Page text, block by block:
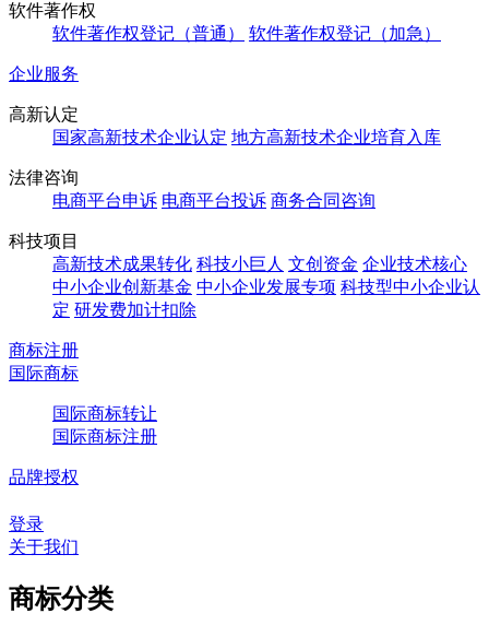
软件著作权
软件著作权登记（普通）
软件著作权登记（加急）
企业服务
高新认定
国家高新技术企业认定 地方高新技术企业培育入库
法律咨询
电商平台申诉 电商平台投诉 商务合同咨询
科技项目
高新技术成果转化 科技小巨人 文创资金 企业技术核心
中小企业创新基金 中小企业发展专项 科技型中小企业认
定 研发费加计扣除
商标注册
国际商标
国际商标转让
国际商标注册
品牌授权
登录
关于我们
商标分类